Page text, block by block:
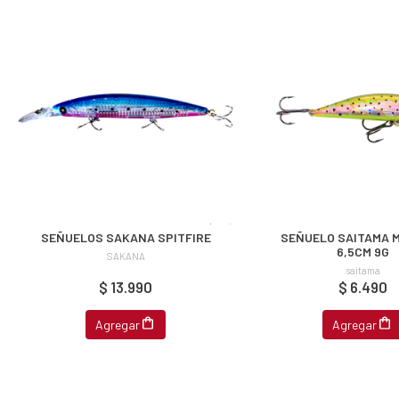
SEÑUELOS SAKANA SPITFIRE
SAKANA
$ 13.990
Agregar
SEÑUELO SAITAMA
6,5CM 9G
saitama
$ 6.490
Agregar